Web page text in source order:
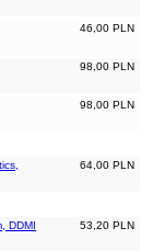
46,00 PLN
98,00 PLN
98,00 PLN
64,00 PLN
53,20 PLN
DDMI